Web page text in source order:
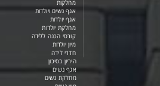
מחלקות
אגף נשים ויולדות
אגף יולדות
מחלקת יולדות
קורסי הכנה ללידה
מיון יולדות
חדרי לידה
היריון בסיכון
אגף נשים
מחלקת נשים